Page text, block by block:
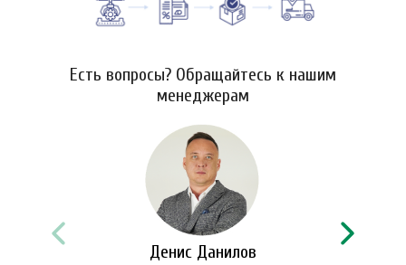
Есть вопросы? Обращайтесь к нашим
менеджерам
Денис Данилов